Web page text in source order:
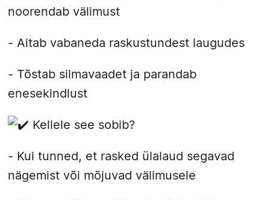
noorendab välimust
- Aitab vabaneda raskustundest laugudes
- Tõstab silmavaadet ja parandab
enesekindlust
Kellele see sobib?
- Kui tunned, et rasked ülalaud segavad
nägemist või mõjuvad välimusele